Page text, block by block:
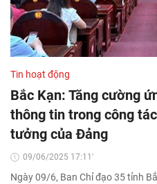
Tin hoạt động
Bắc Kạn: Tăng cường
thông tin trong công
tưởng của Đảng
09/06/2025 17:11'
Ngày 09/6, Ban Chỉ đạo 35 tỉnh